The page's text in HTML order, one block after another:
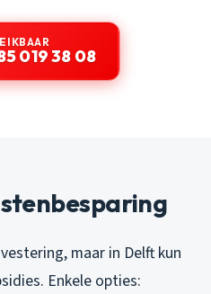
019 38 08
maar in Delft kun
Enkele opties: